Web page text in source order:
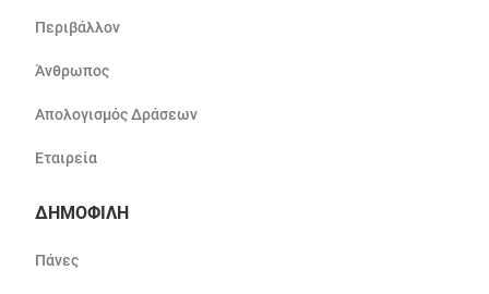
Περιβάλλον
Άνθρωπος
Απολογισμός Δράσεων
Εταιρεία
ΔΗΜΟΦΙΛΗ
Πάνες